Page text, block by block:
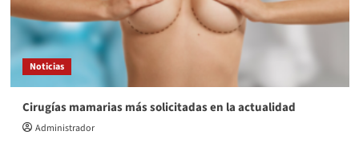
Noticias
Cirugías mamarias más solicitadas en la actualidad
Administrador